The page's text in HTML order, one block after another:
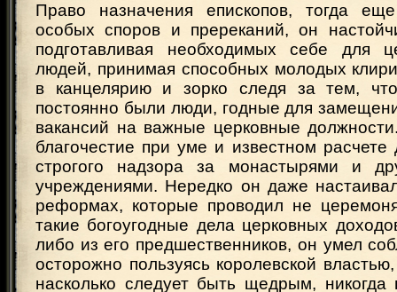
Право назначения епископов, тогда
особых споров и пререканий, он
подготавливая необходимых себе для
людей, принимая способных молодых
в канцелярию и зорко следя за тем,
постоянно были люди, годные для
вакансий на важные церковные
благочестие при уме и известном
строгого надзора за монастырями и
учреждениями. Нередко он даже
реформах, которые проводил не
такие богоугодные дела церковных
либо из его предшественников, он умел
осторожно пользуясь королевской
насколько следует быть щедрым,